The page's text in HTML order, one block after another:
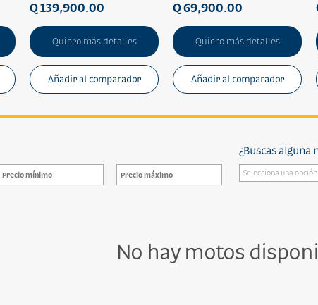
Q 139,900.00
Quiero más detalles
Añadir al comparador
Q 69,900.00
Quiero más detalles
Añadir al comparador
¿Buscas alguna
No hay motos